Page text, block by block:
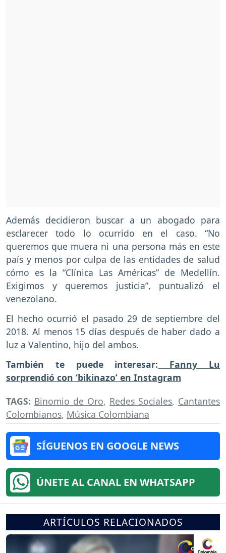
Además decidieron buscar a un abogado para
esclarecer todo lo ocurrido en el caso. “No
queremos que muera ni una persona más en este
país y menos por culpa de las entidades de salud
cómo es la “Clínica Las Américas” de Medellín.
Exigimos y queremos justicia”, puntualizó el
venezolano.
El hecho ocurrió el pasado 29 de septiembre del
2018. Al menos 15 días después de haber dado a
luz a Valentino, hijo del ambos.
También te puede interesar: Fanny Lu
sorprendió con ‘bikinazo’ en Instagram
TAGS: Binomio de Oro, Redes Sociales, Cantantes
Colombianos, Música Colombiana
SÍGUENOS EN GOOGLE NEWS
ÚNETE AL CANAL EN WHATSAPP
ARTÍCULOS RELACIONADOS